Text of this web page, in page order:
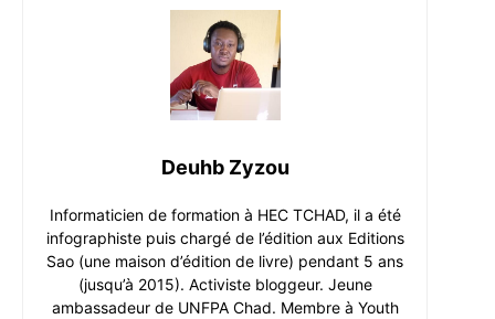
Deuhb Zyzou
Informaticien de formation à HEC TCHAD, il a été
infographiste puis chargé de l’édition aux Editions
Sao (une maison d’édition de livre) pendant 5 ans
(jusqu’à 2015). Activiste bloggeur. Jeune
ambassadeur de UNFPA Chad. Membre à Youth